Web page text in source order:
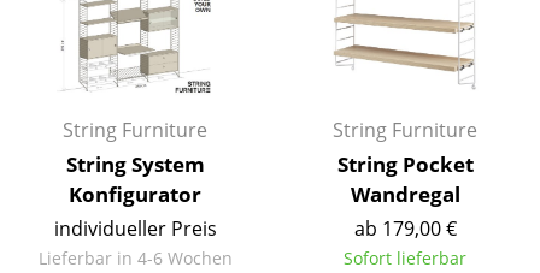
Konferenztische
Stehtische & Stehpulte
Gartentische
Servierwagen
Einzelteile
String Furniture
String System
Konfigurator
individueller Preis
Lieferbar in 4-6 Wochen
String Furniture
String Pocket
Wandregal
ab 179,00 €
Sofort lieferbar